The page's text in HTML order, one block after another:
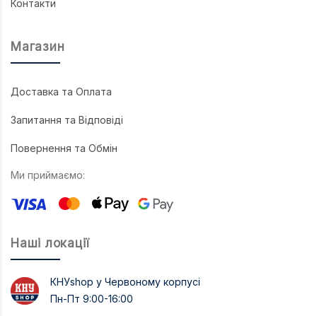
Контакти
Магазин
Доставка та Оплата
Запитання та Відповіді
Повернення та Обмін
Ми приймаємо:
Наші локації
КНУshop у Червоному корпусі
Пн-Пт 9:00-16:00